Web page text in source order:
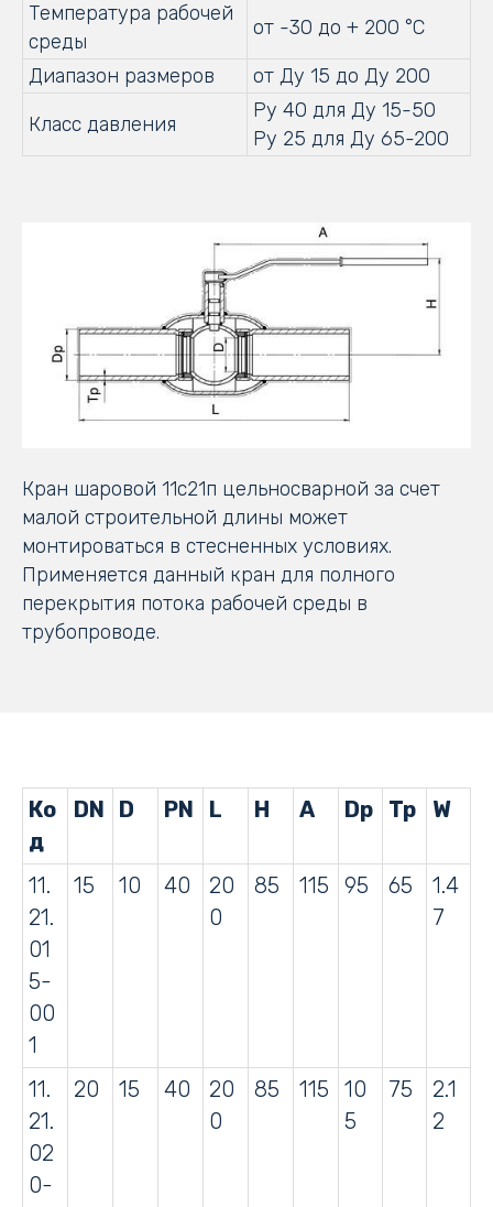
Температура рабочей
среды
от -30 до + 200 °С
Диапазон размеров
от Ду 15 до Ду 200
Класс давления
Ру 40 для Ду 15-50
Ру 25 для Ду 65-200
Кран шаровой 11с21п цельносварной за счет
малой строительной длины может
монтироваться в стесненных условиях.
Применяется данный кран для полного
перекрытия потока рабочей среды в
трубопроводе.
Ко
д
DN D PN L H A Dp Tp W
11.
21.
01
5-
00
1
15 10 40
20
0
85 115 95 65
1.4
7
11.
21.
02
0-
20 15 40
20
0
85 115
10
5
75
2.1
2